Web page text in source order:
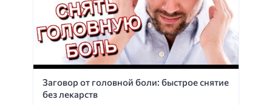
Заговор от головной боли: быстрое снятие
без лекарств